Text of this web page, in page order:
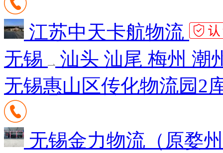
江苏中天卡航物流
无锡
汕头 汕尾 梅州 潮
无锡惠山区传化物流园2
无锡金力物流（原婺